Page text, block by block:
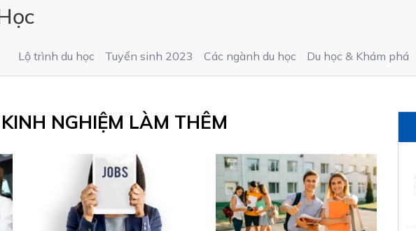
Lộ trình du học Tuyển sinh 2023 Các ngành du học Du học & Khám phá
KINH NGHIỆM LÀM THÊM